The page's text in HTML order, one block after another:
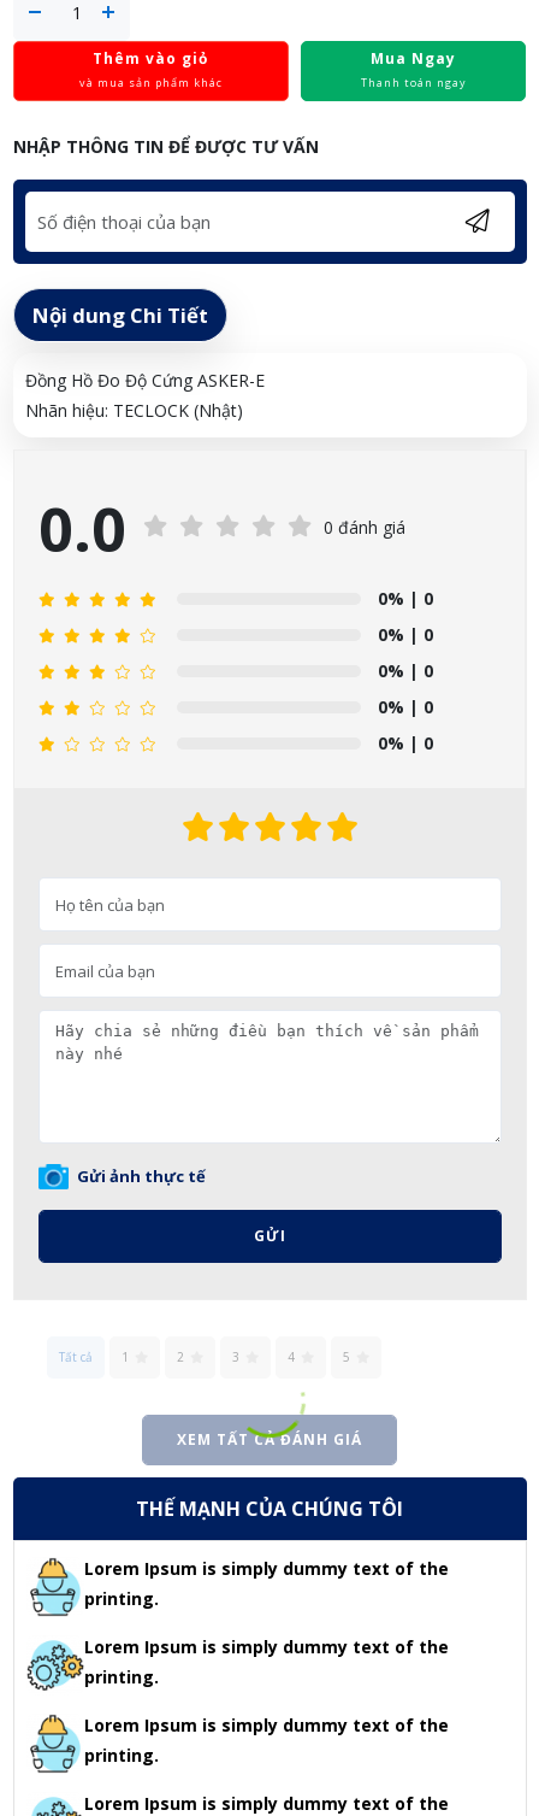
Thêm vào giỏ
và mua sản phẩm khác
Mua Ngay
Thanh toán ngay
NHẬP THÔNG TIN ĐỂ ĐƯỢC TƯ VẤN
Nội dung Chi Tiết
Đồng Hồ Đo Độ Cứng ASKER-E
Nhãn hiệu: TECLOCK (Nhật)
0.0 0 đánh giá
0% | 0
0% | 0
0% | 0
0% | 0
0% | 0
Gửi ảnh thực tế
GỬI
Tất cả 1 2 3 4 5
XEM TẤT CẢ ĐÁNH GIÁ
THẾ MẠNH CỦA CHÚNG TÔI
Lorem Ipsum is simply dummy text of the
printing.
Lorem Ipsum is simply dummy text of the
printing.
Lorem Ipsum is simply dummy text of the
printing.
Lorem Ipsum is simply dummy text of the